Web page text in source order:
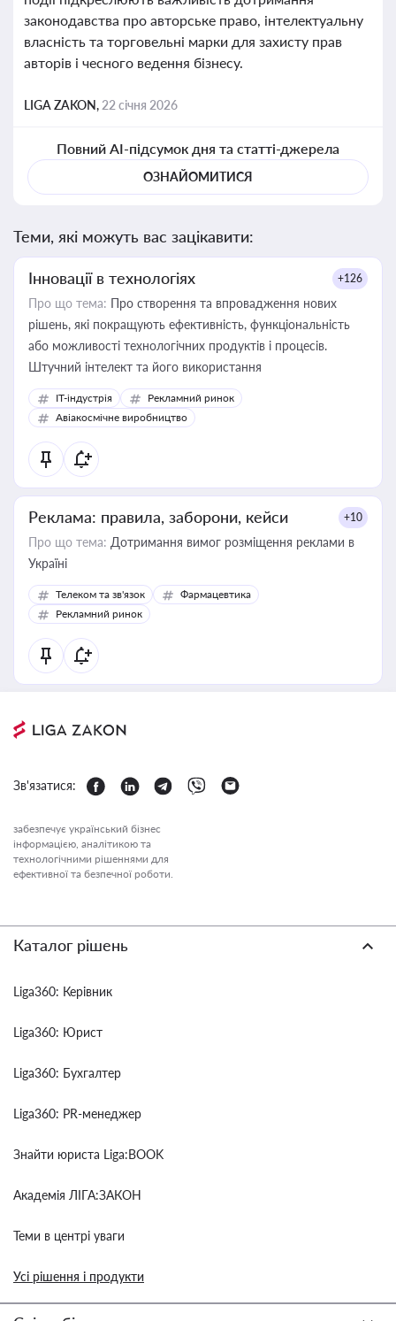
законодавства про авторське право, інтелектуальну
власність та торговельні марки для захисту прав
авторів і чесного ведення бізнесу.
LIGA ZAKON, 22 січня 2026
Повний AI-підсумок дня та статті-джерела
ОЗНАЙОМИТИСЯ
Теми, які можуть вас зацікавити:
Інновації в технологіях +126
Про що тема: Про створення та впровадження нових
рішень, які покращують ефективність, функціональність
або можливості технологічних продуктів і процесів.
Штучний інтелект та його використання
IT-індустрія
Рекламний ринок
Авіакосмічне виробництво
Реклама: правила, заборони, кейси +10
Про що тема: Дотримання вимог розміщення реклами в
Україні
Телеком та зв'язок
Фармацевтика
Рекламний ринок
Зв'язатися:
забезпечує український бізнес
інформацією, аналітикою та
технологічними рішеннями для
ефективної та безпечної роботи.
Каталог рішень
Liga360: Керівник
Liga360: Юрист
Liga360: Бухгалтер
Liga360: PR-менеджер
Знайти юриста Liga:BOOK
Академія ЛІГА:ЗАКОН
Теми в центрі уваги
Усі рішення і продукти